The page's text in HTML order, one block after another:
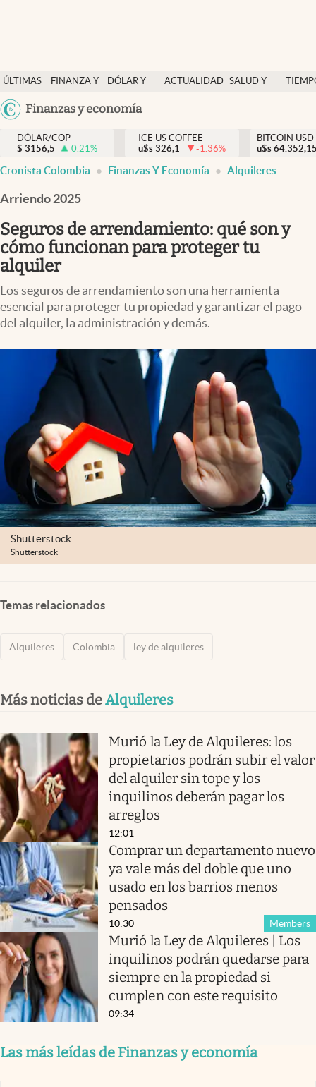
ÚLTIMAS
NOTICIAS
FINANZA Y
DÓLAR Y
ACTUALIDAD SALUD Y
México
USA
Finanzas y economía
Salud y nutrición
Vida espiritual
Actualidad
Colombia
DÓLAR/COP
$ 3156,5 0.21%
ICE US COFFEE
u$s 326,1 -1.36%
BITCOIN USD
u$s
Cronista Colombia Finanzas Y Economía Alquileres
Arriendo 2025
Seguros de arrendamiento: qué son y
cómo funcionan para proteger tu
alquiler
Los seguros de arrendamiento son una herramienta
esencial para proteger tu propiedad y garantizar el pago
del alquiler, la administración y demás.
Shutterstock
Shutterstock
Temas relacionados
Alquileres Colombia ley de alquileres
Más noticias deAlquileres
Murió la Ley de Alquileres: los
propietarios podrán subir el valor
del alquiler sin tope y los
inquilinos deberán pagar los
arreglos
12:01
Comprar un departamento nuevo
ya vale más del doble que uno
usado en los barrios menos
pensados
Members
10:30
Murió la Ley de Alquileres | Los
inquilinos podrán quedarse para
siempre en la propiedad si
cumplen con este requisito
09:34
Las más leídas de Finanzas y economía